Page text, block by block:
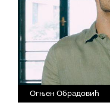
Огњен Обрадовић